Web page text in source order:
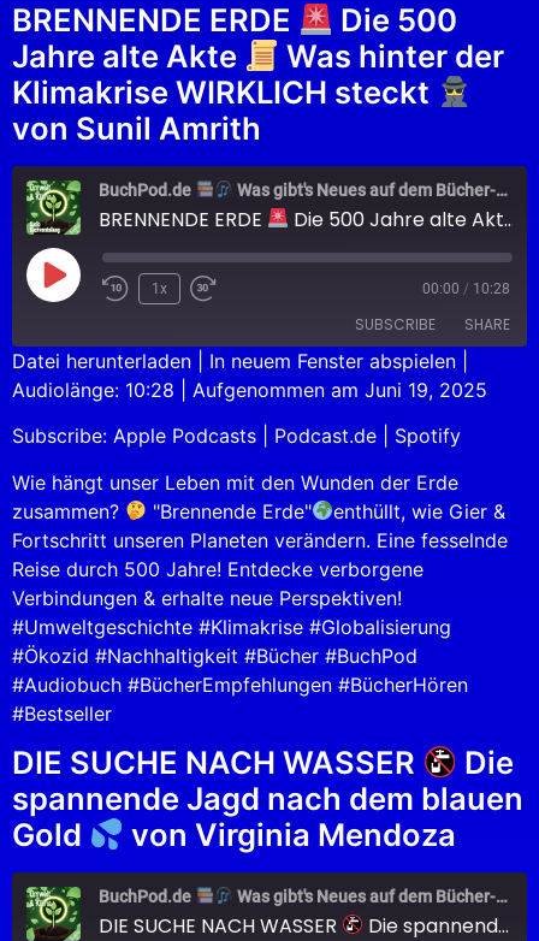
BRENNENDE ERDE
Die 500
Jahre alte Akte
Was hinter der
Klimakrise WIRKLICH steckt
von Sunil Amrith
BuchPod.de Was gibt's Neues auf dem Bücher-Markt?
BRENNENDE ERDE Die 500 Jahre alte Akte
1x 00:00 / 10:28
SUBSCRIBE SHARE
Apple Podcasts Podcast.de
Spotify
RSS FEED
SHARE
LINK
Datei herunterladen In neuem Fenster abspielen
Audiolänge: 10:28
Aufgenommen am Juni 19, 2025
Subscribe: Apple Podcasts Podcast.de
Spotify
Wie hängt unser Leben mit den Wunden der Erde
zusammen?
"Brennende Erde"
enthüllt, wie Gier &
Fortschritt unseren Planeten verändern. Eine fesselnde
Reise durch 500 Jahre! Entdecke verborgene
Verbindungen & erhalte neue Perspektiven!
#Umweltgeschichte #Klimakrise #Globalisierung
#Ökozid #Nachhaltigkeit #Bücher #BuchPod
#Audiobuch #BücherEmpfehlungen #BücherHören
#Bestseller
DIE SUCHE NACH WASSER
Die
spannende Jagd nach dem blauen
Gold
von Virginia Mendoza
BuchPod.de Was gibt's Neues auf dem Bücher-Markt?
DIE SUCHE NACH WASSER Die spannende Jagd nach dem blauen Gold